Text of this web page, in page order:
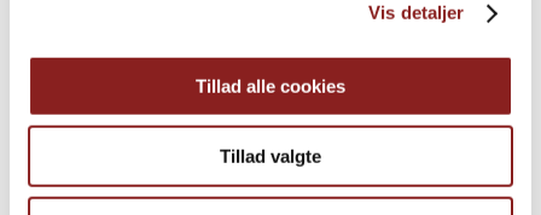
Vis detaljer
Tillad alle cookies
Tillad valgte